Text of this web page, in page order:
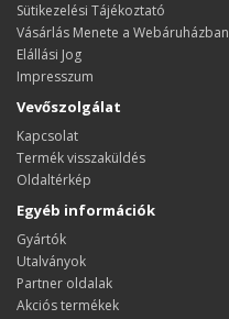
Sütikezelési Tájékoztató
Vásárlás Menete a Webáruházban
Elállási Jog
Impresszum
Vevőszolgálat
Kapcsolat
Termék visszaküldés
Oldaltérkép
Egyéb információk
Gyártók
Utalványok
Partner oldalak
Akciós termékek